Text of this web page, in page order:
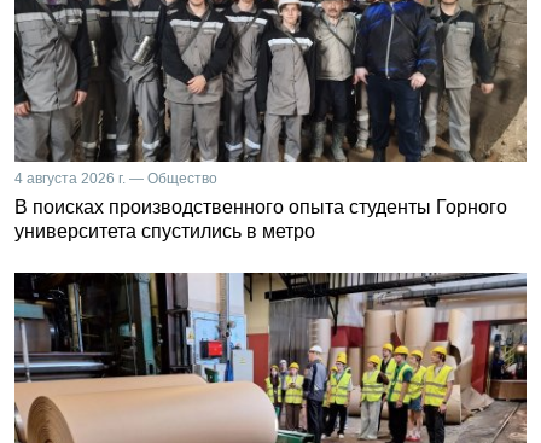
4 августа 2026 г. — Общество
В поисках производственного опыта студенты Горного
университета спустились в метро